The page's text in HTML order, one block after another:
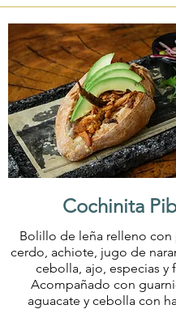
Cochinita
Bolillo de leña relleno con
cerdo, achiote, jugo de
cebolla, ajo, especias y
Acompañado con
aguacate y cebolla con